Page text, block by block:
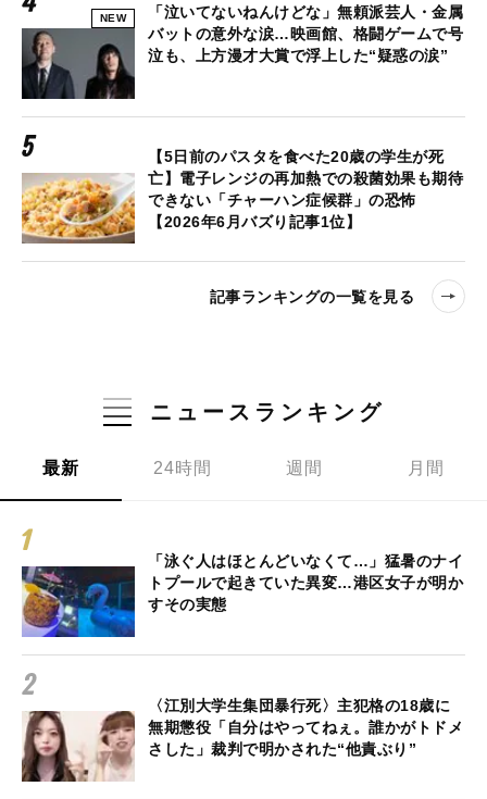
NEW
「泣いてないねんけどな」無頼派芸人・金属
バットの意外な涙…映画館、格闘ゲームで号
泣も、上方漫才大賞で浮上した“疑惑の涙”
【5日前のパスタを食べた20歳の学生が死
亡】電子レンジの再加熱での殺菌効果も期待
できない「チャーハン症候群」の恐怖
【2026年6月バズり記事1位】
記事ランキングの一覧を見る
ニュースランキング
最新 24時間 週間 月間
「泳ぐ人はほとんどいなくて…」猛暑のナイ
トプールで起きていた異変…港区女子が明か
すその実態
〈江別大学生集団暴行死〉主犯格の18歳に
無期懲役「自分はやってねぇ。誰かがトドメ
さした」裁判で明かされた“他責ぶり”